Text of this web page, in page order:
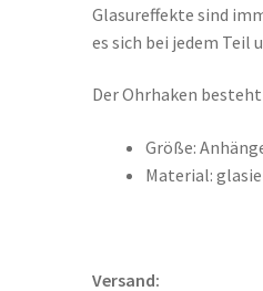
Glasureffekte sind
es sich bei jedem Teil
Der Ohrhaken
Größe:
Material:
Versand: